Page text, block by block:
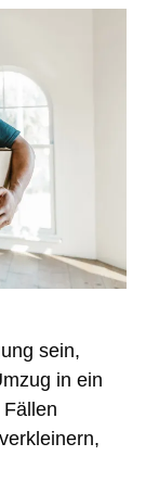
sein,
in ein